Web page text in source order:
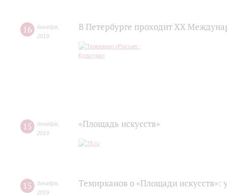
16 декабря
2019
В Петербурге проходит ХХ
15 декабря
2019
«Площадь искусств»
15 декабря
2019
Темирканов о «Площади